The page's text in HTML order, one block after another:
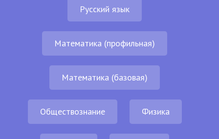
Русский язык
Математика (профильная)
Математика (базовая)
Обществознание Физика